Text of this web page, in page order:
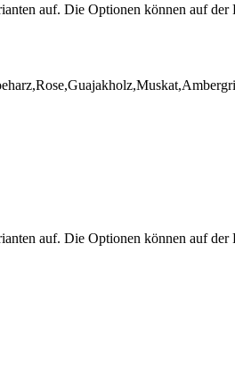
auf. Die Optionen können auf der
auf. Die Optionen können auf der